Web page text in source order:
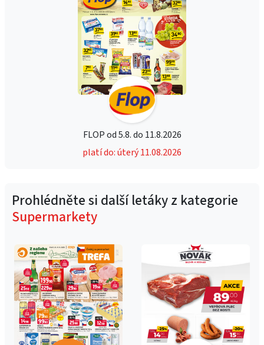
FLOP od 5.8. do 11.8.2026
platí do: úterý 11.08.2026
Prohlédněte si další letáky z kategorie
Supermarkety